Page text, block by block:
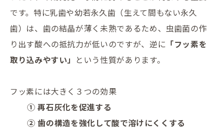
です。特に乳歯や幼若永久歯（生えて間もない永久
歯）は、歯の結晶が薄く未熟であるため、虫歯菌の作
り出す酸への抵抗力が低いのですが、逆に 「フッ素を
取り込みやすい」 という性質があります。
フッ素には大きく３つの効果
① 再石灰化を促進する
② 歯の構造を強化して酸で溶けにくくする